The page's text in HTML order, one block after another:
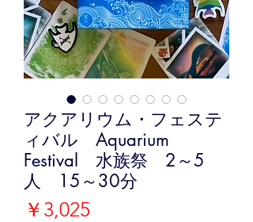
アクアリウム・フェステ
ィバル Aquarium
Festival 水族祭 2～5
人 15～30分
￥3,025